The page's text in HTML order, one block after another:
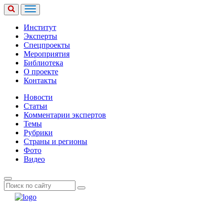
Институт
Эксперты
Спецпроекты
Мероприятия
Библиотека
О проекте
Контакты
Новости
Статьи
Комментарии экспертов
Темы
Рубрики
Страны и регионы
Фото
Видео